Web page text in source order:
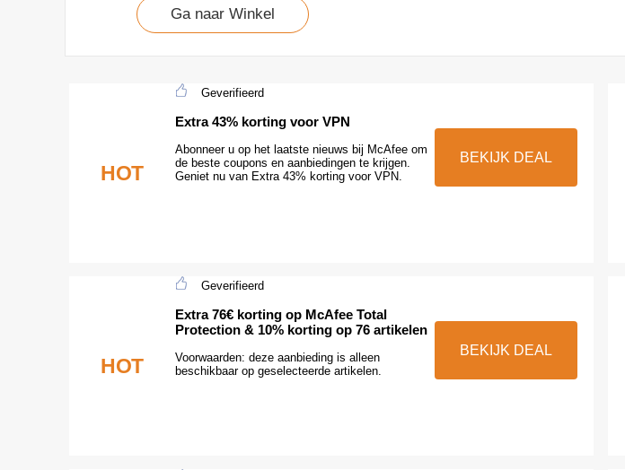
Ga naar Winkel
HOT
Geverifieerd
Extra 43% korting voor VPN
Abonneer u op het laatste nieuws bij McAfee om
de beste coupons en aanbiedingen te krijgen.
Geniet nu van Extra 43% korting voor VPN.
BEKIJK DEAL
HOT
Geverifieerd
Extra 76€ korting op McAfee Total
Protection & 10% korting op 76 artikelen
Voorwaarden: deze aanbieding is alleen
beschikbaar op geselecteerde artikelen.
BEKIJK DEAL